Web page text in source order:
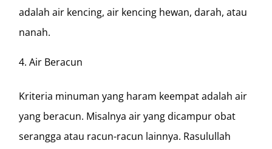
adalah air kencing, air kencing hewan, darah, atau
nanah.
Air Beracun
Kriteria minuman yang haram keempat adalah air
yang beracun. Misalnya air yang dicampur obat
serangga atau racun-racun lainnya. Rasulullah